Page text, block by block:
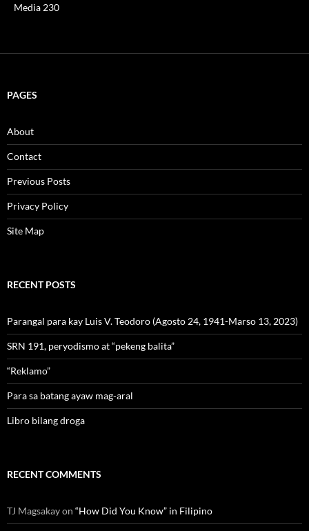
Media 230
PAGES
About
Contact
Previous Posts
Privacy Policy
Site Map
RECENT POSTS
Parangal para kay Luis V. Teodoro (Agosto 24, 1941-Marso 13, 2023)
SRN 191, peryodismo at “pekeng balita”
“Reklamo”
Para sa batang ayaw mag-aral
Libro bilang droga
RECENT COMMENTS
TJ Magsakayon “How Did You Know” in Filipino